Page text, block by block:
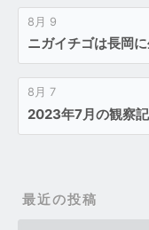
8月 9
ニガイチゴは長岡
8月 7
2023年7月の観察
最近の投稿